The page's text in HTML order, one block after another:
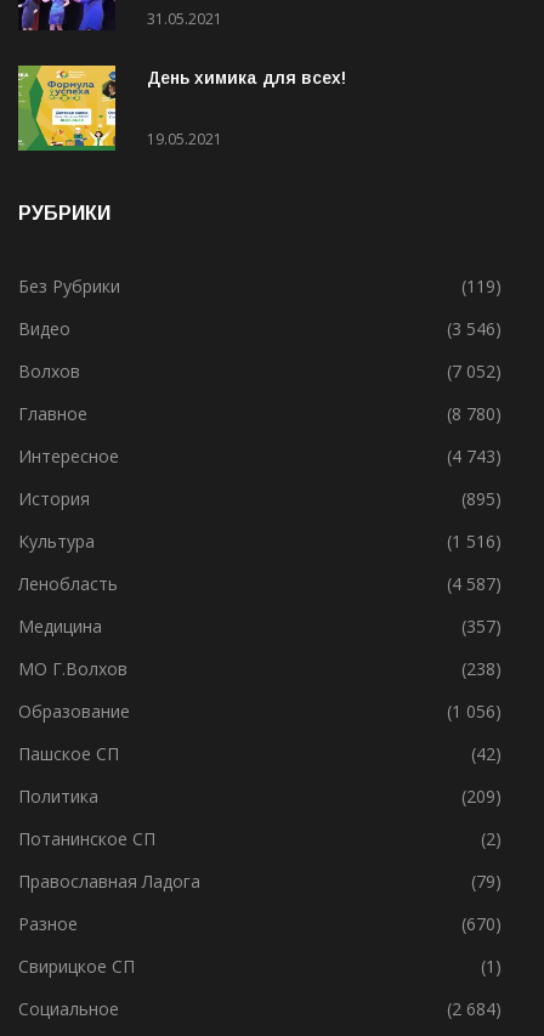
31.05.2021
День химика для всех!
19.05.2021
РУБРИКИ
Без Рубрики
(119)
Видео
(3 546)
Волхов
(7 052)
Главное
(8 780)
Интересное
(4 743)
История
(895)
Культура
(1 516)
Ленобласть
(4 587)
Медицина
(357)
МО Г.Волхов
(238)
Образование
(1 056)
Пашское СП
(42)
Политика
(209)
Потанинское СП
(2)
Православная Ладога
(79)
Разное
(670)
Свирицкое СП
(1)
Социальное
(2 684)